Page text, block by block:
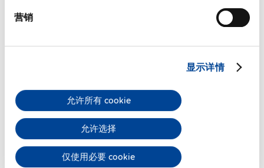
营销
显示详情
允许所有 cookie
允许选择
仅使用必要 cookie
ZM3.WALL
墙面/平板安装支架
数据表